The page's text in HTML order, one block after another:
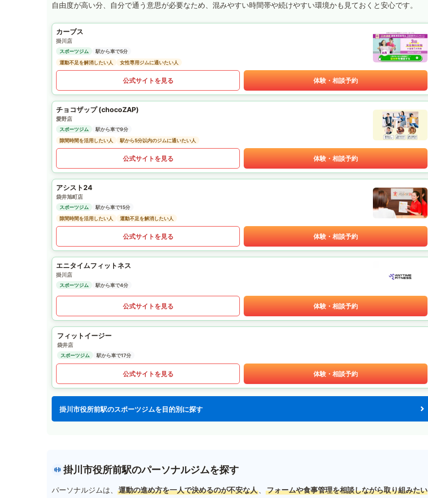
自由度が高い分、自分で通う意思が必要なため、混みやすい時間帯や続けやすい環境かも見ておくと安心です。
カーブス
掛川店
スポーツジム
駅から車で5分
運動不足を解消したい人
女性専用ジムに通いたい人
公式サイトを見る 体験・相談予約
チョコザップ (chocoZAP)
愛野店
スポーツジム
駅から車で9分
隙間時間を活用したい人
駅から5分以内のジムに通いたい人
公式サイトを見る 体験・相談予約
アシスト24
袋井旭町店
スポーツジム
駅から車で15分
隙間時間を活用したい人
運動不足を解消したい人
公式サイトを見る 体験・相談予約
エニタイムフィットネス
掛川店
スポーツジム 駅から車で4分
公式サイトを見る 体験・相談予約
フィットイージー
袋井店
スポーツジム 駅から車で17分
公式サイトを見る 体験・相談予約
掛川市役所前駅のスポーツジムを目的別に探す
掛川市役所前駅のパーソナルジムを探す
パーソナルジムは、 運動の進め方を一人で決めるのが不安な人 、
フォームや食事管理を相談しながら取り組みたい